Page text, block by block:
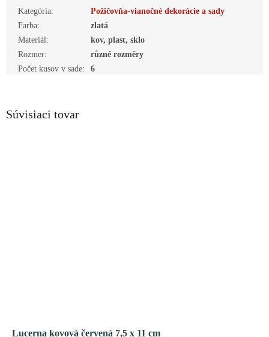
Súvisiaci tovar
Lucerna kovová červená 7,5 x 11 cm
Kategória:
Požičovňa-vianočné dekorácie a sady
Farba:
zlatá
Materiál :
kov, plast, sklo
Rozmer:
různé rozměry
Počet kusov v sade: 6